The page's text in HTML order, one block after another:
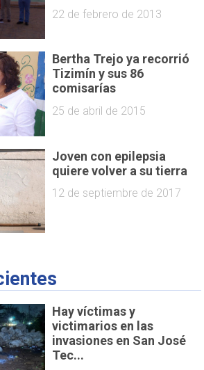
22 de febrero de 2013
Bertha Trejo ya recorrió
Tizimín y sus 86
comisarías
25 de abril de 2015
Joven con epilepsia
quiere volver a su tierra
12 de septiembre de 2017
Hay víctimas y
victimarios en las
invasiones en San José
Tec...